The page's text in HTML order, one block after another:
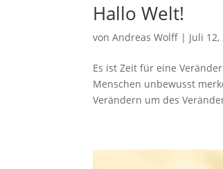
Hallo Welt!
vonAndreas Wolff | Juli 12,
Es ist Zeit für eine
Menschen unbewusst
Verändern um des